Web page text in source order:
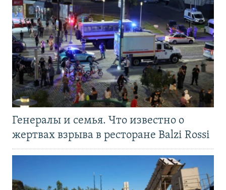
Генералы и семья. Что известно о
жертвах взрыва в ресторане Balzi Rossi